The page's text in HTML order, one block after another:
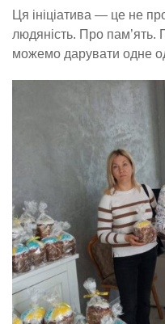
Ця ініціатива — це не
людяність. Про пам’ять.
можемо дарувати одне